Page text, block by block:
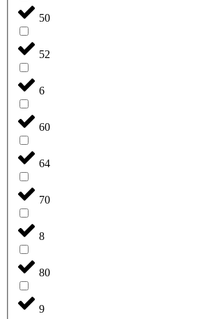
50
52
6
60
64
70
8
80
9